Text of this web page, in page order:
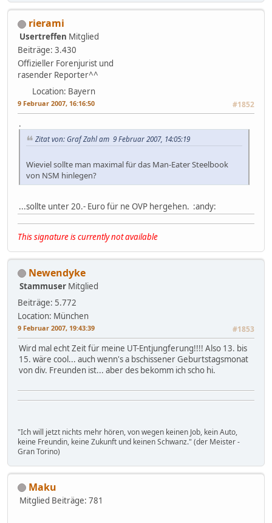
rierami
Usertreffen Mitglied
Beiträge: 3.430
Offizieller Forenjurist und
rasender Reporter^^
Location: Bayern
9 Februar 2007, 16:16:50 #1852
.
Zitat von: Graf Zahl am 9 Februar 2007, 14:05:19
Wieviel sollte man maximal für das Man-Eater Steelbook
von NSM hinlegen?
...sollte unter 20.- Euro für ne OVP hergehen. :andy:
This signature is currently not available
Newendyke
Stammuser Mitglied
Beiträge: 5.772
Location: München
9 Februar 2007, 19:43:39 #1853
Wird mal echt Zeit für meine UT-Entjungferung!!!! Also 13. bis
15. wäre cool... auch wenn's a bschissener Geburtstagsmonat
von div. Freunden ist... aber des bekomm ich scho hi.
"Ich will jetzt nichts mehr hören, von wegen keinen Job, kein Auto,
keine Freundin, keine Zukunft und keinen Schwanz." (der Meister -
Gran Torino)
Maku
Mitglied Beiträge: 781